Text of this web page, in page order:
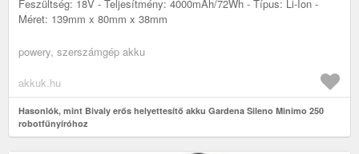
Feszültség: 18V - Teljesítmény: 4000mAh/72Wh - Típus: Li-Ion -
Méret: 139mm x 80mm x 38mm
powery, szerszámgép akku
akkuk.hu
Hasonlók, mint Bivaly erős helyettesítő akku Gardena Sileno Minimo 250
robotfűnyíróhoz